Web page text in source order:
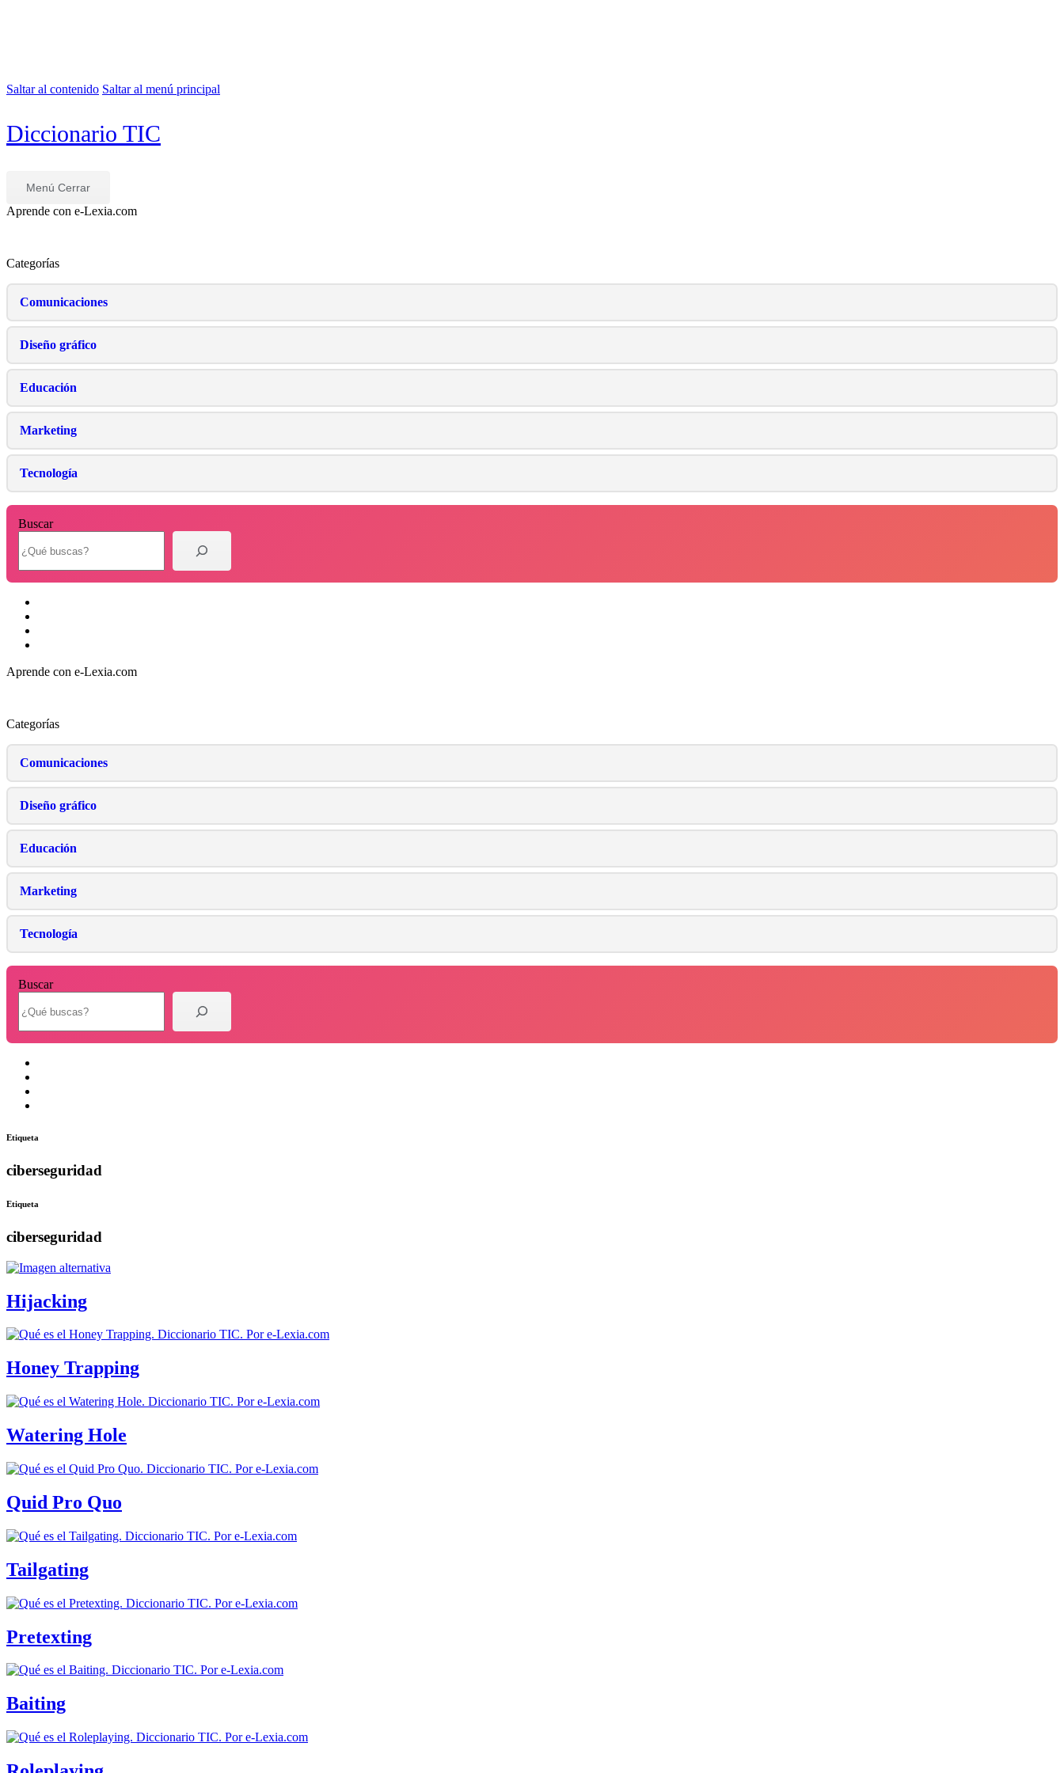
Saltar al contenido Saltar al menú principal
Diccionario TIC
Menú Cerrar
Aprende con e-Lexia.com
Categorías
Comunicaciones
Diseño gráfico
Educación
Marketing
Tecnología
Buscar
Aprende con e-Lexia.com
Categorías
Comunicaciones
Diseño gráfico
Educación
Marketing
Tecnología
Buscar
Etiqueta
ciberseguridad
Etiqueta
ciberseguridad
Hijacking
Honey Trapping
Watering Hole
Quid Pro Quo
Tailgating
Pretexting
Baiting